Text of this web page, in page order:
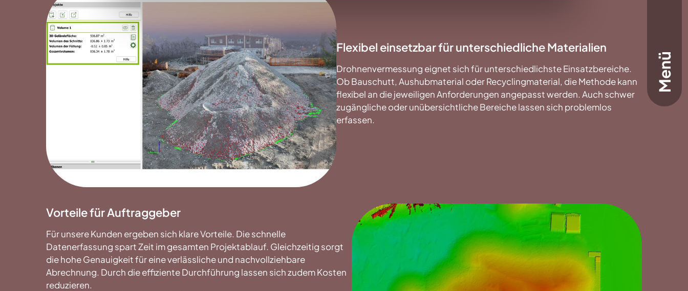
Menü
Flexibel einsetzbar für unterschiedliche Materialien
Drohnenvermessung eignet sich für unterschiedlichste Einsatzbereiche.
Ob Bauschutt, Aushubmaterial oder Recyclingmaterial, die Methode kann
flexibel an die jeweiligen Anforderungen angepasst werden. Auch schwer
zugängliche oder unübersichtliche Bereiche lassen sich problemlos
erfassen.
Vorteile für Auftraggeber
Für unsere Kunden ergeben sich klare Vorteile. Die schnelle
Datenerfassung spart Zeit im gesamten Projektablauf. Gleichzeitig sorgt
die hohe Genauigkeit für eine verlässliche und nachvollziehbare
Abrechnung. Durch die effiziente Durchführung lassen sich zudem Kosten
reduzieren.